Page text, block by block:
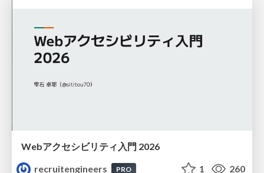
Webアクセシビリティ入門 2026
recruitengineers
PRO 1 260